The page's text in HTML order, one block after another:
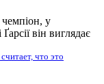
у
він виглядає
что это